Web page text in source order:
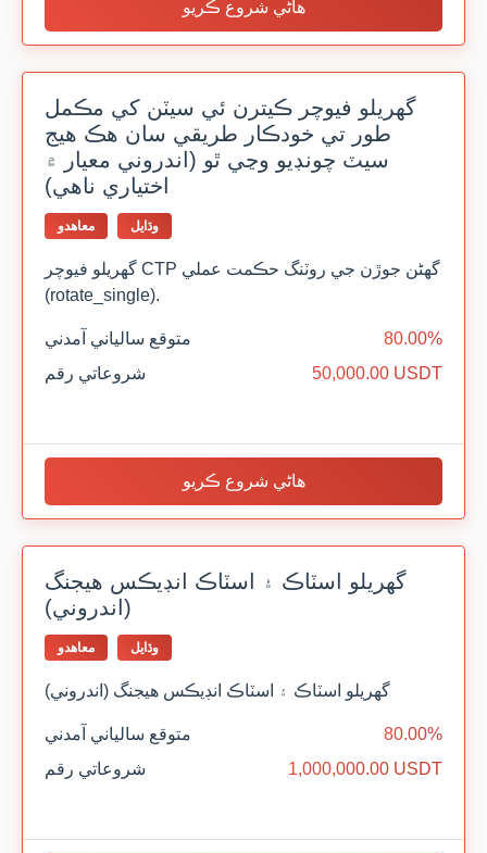
هاڻي شروع ڪريو
گهريلو فيوچر ڪيترن ئي سيٽن کي مڪمل
طور تي خودڪار طريقي سان هڪ هيج
سيٽ چونڊيو وڃي ٿو (اندروني معيار ۾
اختياري ناهي)
معاهدو وڌايل
گهريلو فيوچر CTP گھڻن جوڙن جي روٽنگ حڪمت عملي
(rotate_single).
متوقع سالياني آمدني
80.00%
شروعاتي رقم
50,000.00 USDT
هاڻي شروع ڪريو
گهريلو اسٽاڪ ۽ اسٽاڪ انڊيڪس هيجنگ
(اندروني)
معاهدو وڌايل
گهريلو اسٽاڪ ۽ اسٽاڪ انڊيڪس هيجنگ (اندروني)
متوقع سالياني آمدني
80.00%
شروعاتي رقم
1,000,000.00 USDT